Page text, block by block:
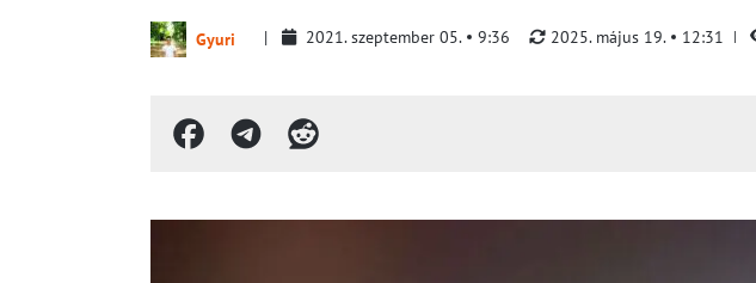
Gyuri 2021. szeptember 05. 9:36 2025. május 19. 12:31